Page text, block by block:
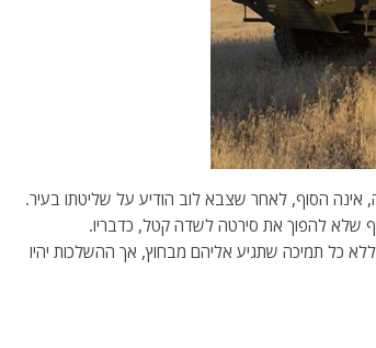
הסוף, לאחר שצבא לוב הודיע על שליטתו בעיר.
שלא להפוך את סירטה לשדה קטל, כדבריו.
וללא כל תמיכה שתגיע אליהם מבחוץ, אך ההשלכות יהיו